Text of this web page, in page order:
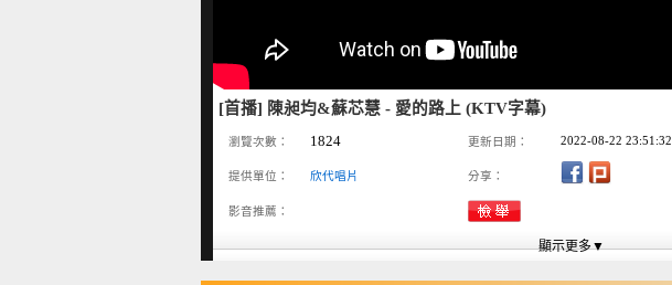
[首播] 陳昶均&蘇芯慧 - 愛的路上 (KTV字幕)
瀏覽次數： 1824 更新日期： 2022-08-22 23:51:32
提供單位： 欣代唱片 分享：
影音推薦：